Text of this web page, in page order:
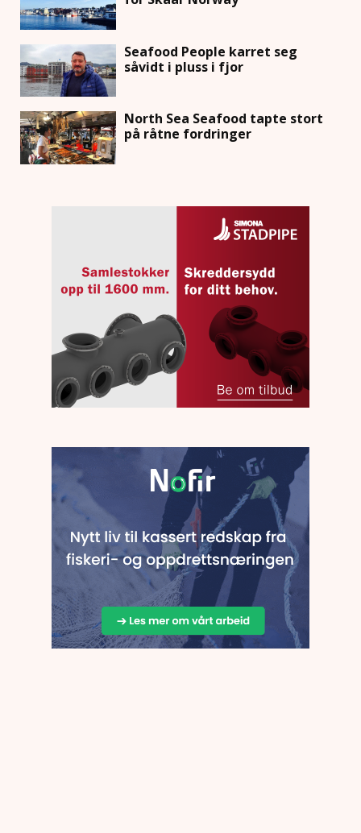
Seafood People karret seg
såvidt i pluss i fjor
North Sea Seafood tapte stort
på råtne fordringer